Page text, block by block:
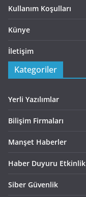
Kullanım Koşulları
Künye
İletişim
Kategoriler
Yerli Yazılımlar
Bilişim Firmaları
Manşet Haberler
Haber Duyuru Etkinlik
Siber Güvenlik